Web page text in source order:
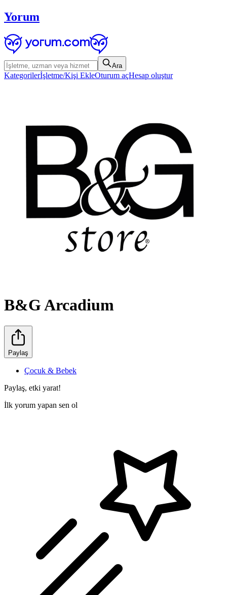
Yorum
Ara
Kategorilerİşletme/Kişi EkleOturum açHesap oluştur
B&G Arcadium
Paylaş
Çocuk & Bebek
Paylaş, etki yarat!
İlk yorum yapan sen ol